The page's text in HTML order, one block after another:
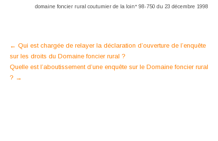
domaine foncier rural coutumier de la loin° 98-750 du 23 décembre 1998
Post
navigation
← Qui est chargée de relayer la déclaration d’ouverture de l’enquête
sur les droits du Domaine foncier rural ?
Quelle est l’aboutissement d’une enquête sur le Domaine foncier rural
? →